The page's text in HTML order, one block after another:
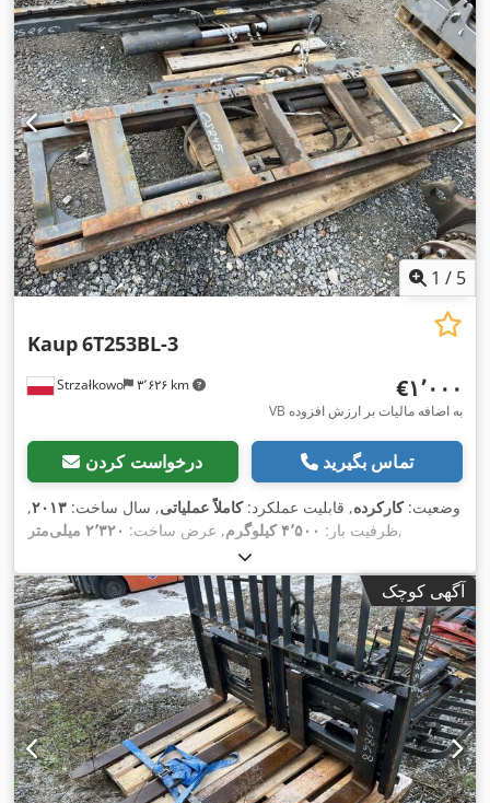
1 / 5
Strzałkowo ۳٬۶۲۶ km
Kaup6T253BL-3
‎€۱٬۰۰۰
VB به اضافه مالیات بر ارزش افزوده
درخواست کردن تماس بگیرید
وضعیت:کارکرده, قابلیت عملکرد:کاملاً عملیاتی, سال ساخت: ۲۰۱۳,
ظرفیت بار: ۴٬۵۰۰ کیلوگرم , عرض ساخت: ۲٬۳۲۰ میلی‌متر ,
آگهی کوچک